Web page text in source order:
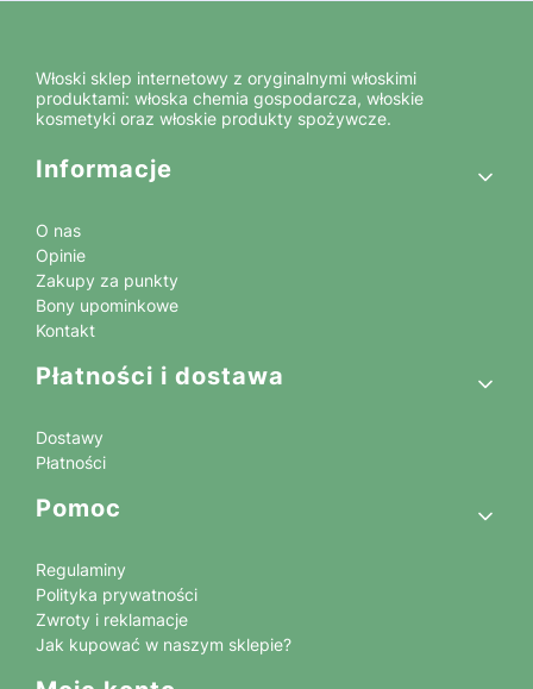
Włoski sklep internetowy z oryginalnymi włoskimi
produktami: włoska chemia gospodarcza, włoskie
kosmetyki oraz włoskie produkty spożywcze.
Linki w stopce
Informacje
O nas
Opinie
Zakupy za punkty
Bony upominkowe
Kontakt
Płatności i dostawa
Dostawy
Płatności
Pomoc
Regulaminy
Polityka prywatności
Zwroty i reklamacje
Jak kupować w naszym sklepie?